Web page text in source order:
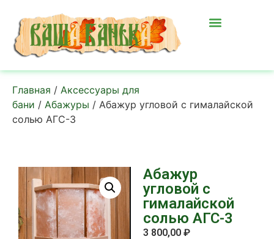
Главная / Аксессуары для
бани / Абажуры / Абажур угловой с гималайской
солью АГС-3
Абажур
угловой с
гималайской
солью АГС-3
3 800,00 ₽